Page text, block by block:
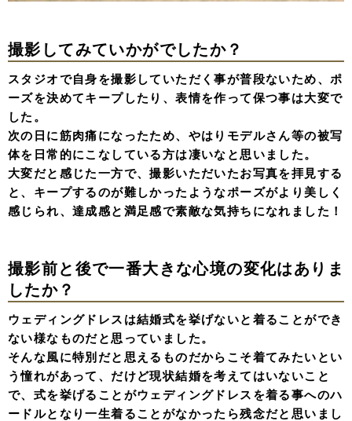
撮影してみていかがでしたか？
スタジオで自身を撮影していただく事が普段ないため、ポ
ーズを決めてキープしたり、表情を作って保つ事は大変で
した。
次の日に筋肉痛になったため、やはりモデルさん等の被写
体を日常的にこなしている方は凄いなと思いました。
大変だと感じた一方で、撮影いただいたお写真を拝見する
と、キープするのが難しかったようなポーズがより美しく
感じられ、達成感と満足感で素敵な気持ちになれました！
撮影前と後で一番大きな心境の変化はありま
したか？
ウェディングドレスは結婚式を挙げないと着ることができ
ない様なものだと思っていました。
そんな風に特別だと思えるものだからこそ着てみたいとい
う憧れがあって、だけど現状結婚を考えてはいないこと
で、式を挙げることがウェディングドレスを着る事へのハ
ードルとなり一生着ることがなかったら残念だと思いまし